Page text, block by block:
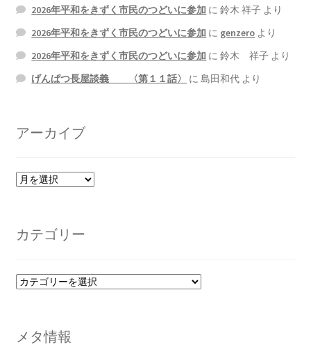
2026年平和をきずく市民のつどいに参加 に鈴木 祥子 より
2026年平和をきずく市民のつどいに参加 に genzero より
2026年平和をきずく市民のつどいに参加 に鈴木 祥子 より
げんぱつ長屋談義 〈第１１話〉
に島田和代 より
アーカイブ
ア
ブ
カテゴリー
カ
ー
メタ情報